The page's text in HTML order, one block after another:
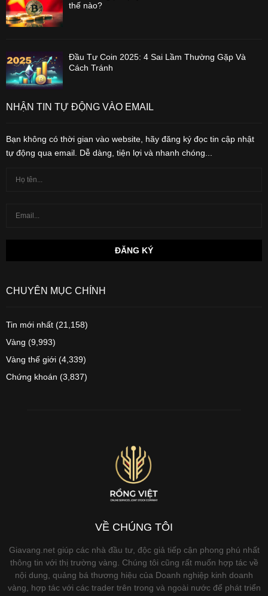
thế nào?
Đầu Tư Coin 2025: 4 Sai Lầm Thường Gặp Và
Cách Tránh
NHẬN TIN TỰ ĐỘNG VÀO EMAIL
Bạn không có thời gian vào website, hãy đăng ký đọc tin cập nhật
tự động qua email. Dễ dàng, tiện lợi và nhanh chóng...
CHUYÊN MỤC CHÍNH
Tin mới nhất (21,158)
Vàng (9,993)
Vàng thế giới (4,339)
Chứng khoán (3,837)
VỀ CHÚNG TÔI
Giavang.net giúp các nhà đầu tư, độc giả tiếp cận phong phú nhất
thông tin với thị trường vàng. Chúng tôi cũng rất muốn hợp tác về
nội dung, quảng bá thương hiệu của Doanh nghiệp kinh doanh
vàng, hợp tác với các trader trên trong và ngoài nước để phát triển